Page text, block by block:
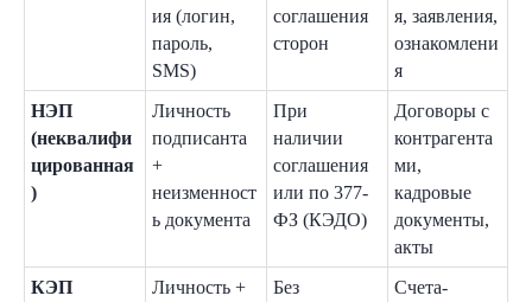
ия (логин,
пароль,
SMS)
соглашения
сторон
я, заявления,
ознакомлени
я
НЭП
(неквалифи
цированная
)
Личность
подписанта
+
неизменност
ь документа
При
наличии
соглашения
или по 377-
ФЗ (КЭДО)
Договоры с
контрагента
ми,
кадровые
документы,
акты
КЭП
Личность +
Без
Счета-